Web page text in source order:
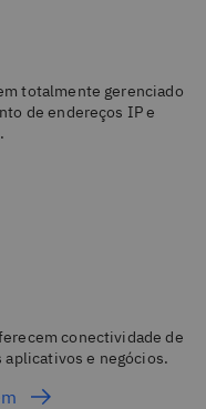
totalmente gerenciado
de endereços IP e
conectividade de
e negócios.